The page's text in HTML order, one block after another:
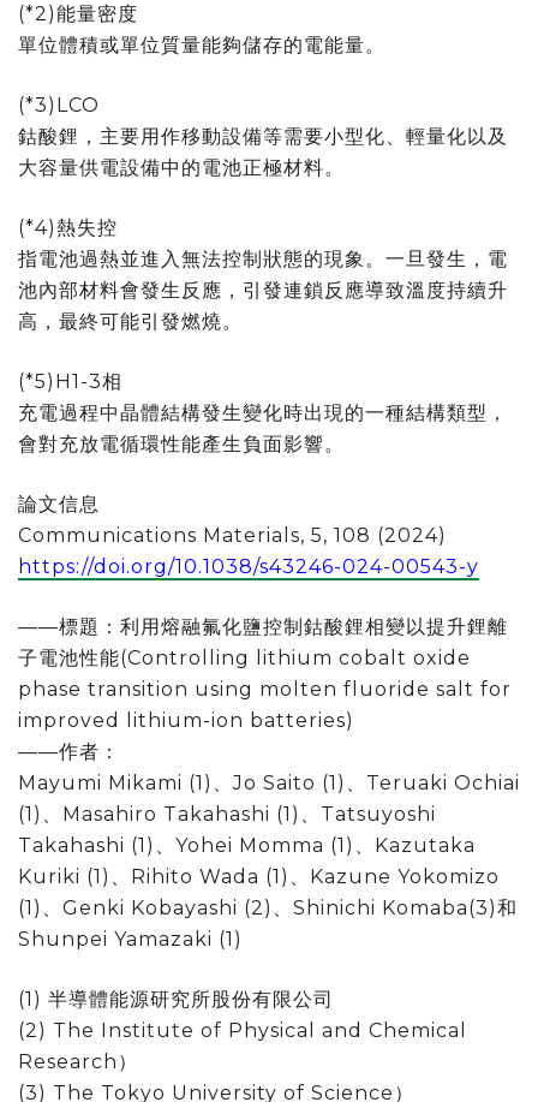
(*2)能量密度
單位體積或單位質量能夠儲存的電能量。
(*3)LCO
鈷酸鋰，主要用作移動設備等需要小型化、輕量化以及
大容量供電設備中的電池正極材料。
(*4)熱失控
指電池過熱並進入無法控制狀態的現象。一旦發生，電
池內部材料會發生反應，引發連鎖反應導致溫度持續升
高，最終可能引發燃燒。
(*5)H1-3相
充電過程中晶體結構發生變化時出現的一種結構類型，
會對充放電循環性能產生負面影響。
論文信息
Communications Materials, 5, 108 (2024)
https://doi.org/10.1038/s43246-024-00543-y
——標題：利用熔融氟化鹽控制鈷酸鋰相變以提升鋰離
子電池性能(Controlling lithium cobalt oxide
phase transition using molten fluoride salt for
improved lithium-ion batteries)
——作者：
Mayumi Mikami (1)、Jo Saito (1)、Teruaki Ochiai
(1)、Masahiro Takahashi (1)、Tatsuyoshi
Takahashi (1)、Yohei Momma (1)、Kazutaka
Kuriki (1)、Rihito Wada (1)、Kazune Yokomizo
(1)、Genki Kobayashi (2)、Shinichi Komaba(3)和
Shunpei Yamazaki (1)
(1) 半導體能源研究所股份有限公司
(2) The Institute of Physical and Chemical
Research）
(3) The Tokyo University of Science）